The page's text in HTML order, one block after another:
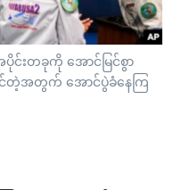
င်းတခုကို အောင်မြင်စွာ
နိုင်တဲ့အတွက် အောင်ပွဲခံနေကြ